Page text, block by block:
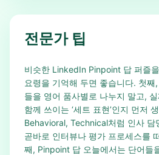
전문가 팁
비슷한 LinkedIn Pinpoint 답 퍼즐
요령을 기억해 두면 좋습니다. 첫
들을 영어 품사별로 나누지 말고,
함께 쓰이는 ‘세트 표현’인지 먼저
Behavioral, Technical처럼 인사 담
곧바로 인터뷰나 평가 프로세스를
째, Pinpoint 답 오늘에서는 단어들